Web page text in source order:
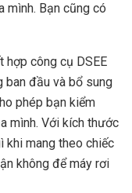
mình. Bạn cũng có
hợp công cụ DSEE
ban đầu và bổ sung
phép bạn kiểm
mình. Với kích thước
khi mang theo chiếc
không để máy rơi